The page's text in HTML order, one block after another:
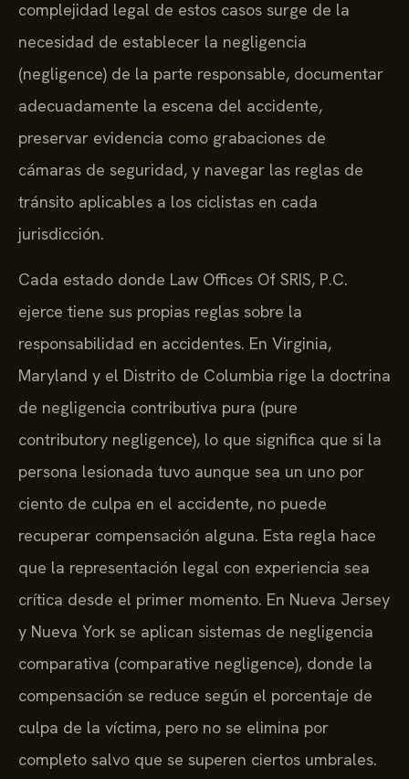
complejidad legal de estos casos surge de la
necesidad de establecer la negligencia
(negligence) de la parte responsable, documentar
adecuadamente la escena del accidente,
preservar evidencia como grabaciones de
cámaras de seguridad, y navegar las reglas de
tránsito aplicables a los ciclistas en cada
jurisdicción.
Cada estado donde Law Offices Of SRIS, P.C.
ejerce tiene sus propias reglas sobre la
responsabilidad en accidentes. En Virginia,
Maryland y el Distrito de Columbia rige la doctrina
de negligencia contributiva pura (pure
contributory negligence), lo que significa que si la
persona lesionada tuvo aunque sea un uno por
ciento de culpa en el accidente, no puede
recuperar compensación alguna. Esta regla hace
que la representación legal con experiencia sea
crítica desde el primer momento. En Nueva Jersey
y Nueva York se aplican sistemas de negligencia
comparativa (comparative negligence), donde la
compensación se reduce según el porcentaje de
culpa de la víctima, pero no se elimina por
completo salvo que se superen ciertos umbrales.